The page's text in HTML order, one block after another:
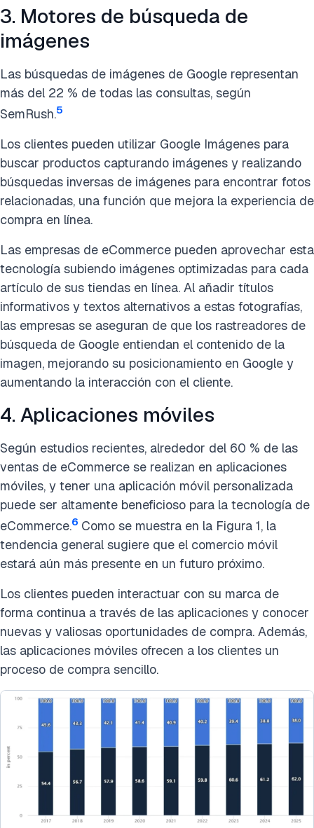
3. Motores de búsqueda de
imágenes
Las búsquedas de imágenes de Google representan
más del 22 % de todas las consultas, según
SemRush.5
Los clientes pueden utilizar Google Imágenes para
buscar productos capturando imágenes y realizando
búsquedas inversas de imágenes para encontrar fotos
relacionadas, una función que mejora la experiencia de
compra en línea.
Las empresas de eCommerce pueden aprovechar esta
tecnología subiendo imágenes optimizadas para cada
artículo de sus tiendas en línea. Al añadir títulos
informativos y textos alternativos a estas fotografías,
las empresas se aseguran de que los rastreadores de
búsqueda de Google entiendan el contenido de la
imagen, mejorando su posicionamiento en Google y
aumentando la interacción con el cliente.
4. Aplicaciones móviles
Según estudios recientes, alrededor del 60 % de las
ventas de eCommerce se realizan en aplicaciones
móviles, y tener una aplicación móvil personalizada
puede ser altamente beneficioso para la tecnología de
eCommerce.6 Como se muestra en la Figura 1, la
tendencia general sugiere que el comercio móvil
estará aún más presente en un futuro próximo.
Los clientes pueden interactuar con su marca de
forma continua a través de las aplicaciones y conocer
nuevas y valiosas oportunidades de compra. Además,
las aplicaciones móviles ofrecen a los clientes un
proceso de compra sencillo.